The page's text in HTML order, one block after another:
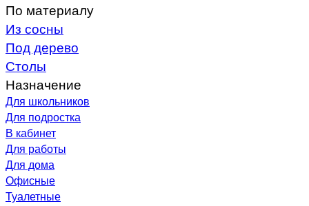
По материалу
Из сосны
Под дерево
Столы
Назначение
Для школьников
Для подростка
В кабинет
Для работы
Для дома
Офисные
Туалетные